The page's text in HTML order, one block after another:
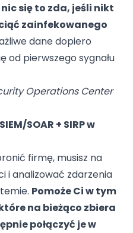
się to zda, jeśli nikt
zainfekowanego
dane dopiero
od pierwszego sygnału
Operations Center
SOAR + SIRP w
firmę, musisz na
i analizować zdarzenia
Pomoże Ci w tym
na bieżąco zbiera
połączyć je w